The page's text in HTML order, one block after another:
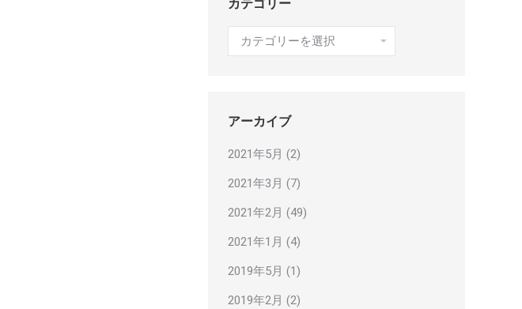
カテゴリー
テ
ー
アーカイブ
2021年5月 (2)
2021年3月 (7)
2021年2月 (49)
2021年1月 (4)
2019年5月 (1)
2019年2月 (2)